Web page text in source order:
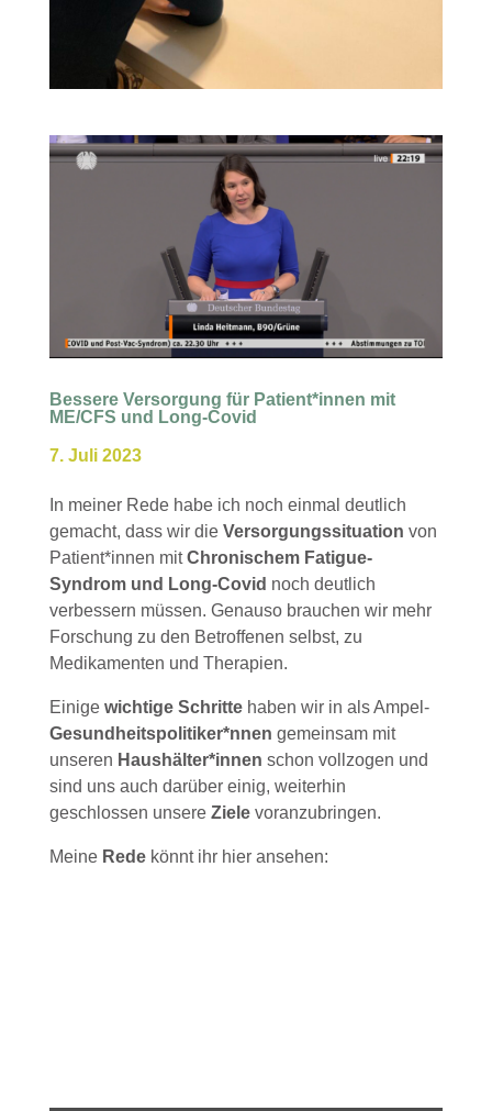
Bessere Versorgung für Patient*innen mit
ME/CFS und Long-Covid
7. Juli 2023
In meiner Rede habe ich noch einmal deutlich
gemacht, dass wir die Versorgungssituation von
Patient*innen mitChronischem Fatigue-
Syndrom und Long-Covid noch deutlich
verbessern müssen. Genauso brauchen wir mehr
Forschung zu den Betroffenen selbst, zu
Medikamenten und Therapien.
Einige wichtige Schrittehaben wir in als Ampel-
Gesundheitspolitiker*nnen gemeinsam mit
unseren Haushälter*innen schon vollzogen und
sind uns auch darüber einig, weiterhin
geschlossen unsere Ziele voranzubringen.
Meine Rede könnt ihr hier ansehen: